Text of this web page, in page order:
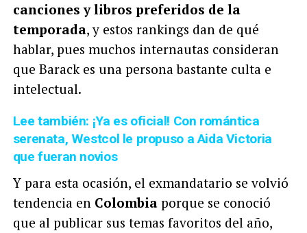
canciones y libros preferidos de la
temporada, y estos rankings dan de qué
hablar, pues muchos internautas consideran
que Barack es una persona bastante culta e
intelectual.
Lee también: ¡Ya es oficial! Con romántica
serenata, Westcol le propuso a Aida Victoria
que fueran novios
Y para esta ocasión, el exmandatario se volvió
tendencia en Colombiaporque se conoció
que al publicar sus temas favoritos del año,